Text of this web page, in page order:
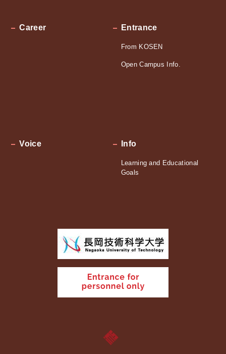
Career Entrance
From KOSEN
Open Campus Info.
Voice Info
Learning and Educational
Goals